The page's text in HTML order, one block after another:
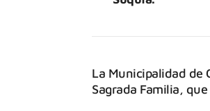
La Municipalidad de
Sagrada Familia,